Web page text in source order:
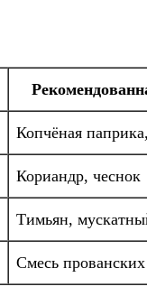
Копчёная
Кориандр, чеснок
Тимьян,
Смесь прованских